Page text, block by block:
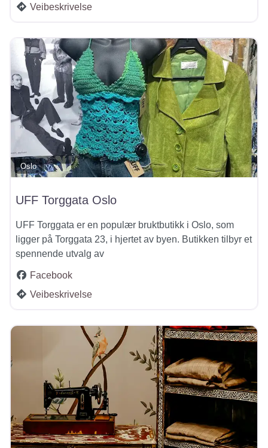
Veibeskrivelse
Oslo
UFF Torggata Oslo
UFF Torggata er en populær bruktbutikk i Oslo, som
ligger på Torggata 23, i hjertet av byen. Butikken tilbyr et
spennende utvalg av
Facebook
Veibeskrivelse